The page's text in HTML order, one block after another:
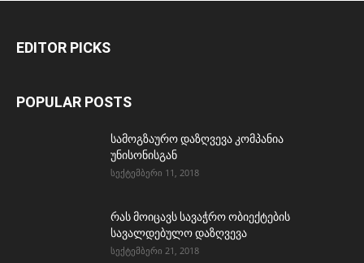
EDITOR PICKS
POPULAR POSTS
სამოგზაურო დაზღვევა კომპანია
უნისონისგან
სექტემბერი 11, 2018
რას მოიცავს სავაჭრო ობიექტების
სავალდებულო დაზღვევა
სექტემბერი 21, 2018